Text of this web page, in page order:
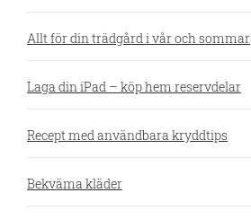
Allt för din trädgård i vår och sommar
Laga din iPad – köp hem reservdelar
Recept med användbara kryddtips
Bekväma kläder